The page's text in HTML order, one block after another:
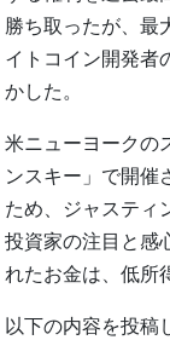
勝ち取ったが、最
イトコイン開発者
かした。
米ニューヨークの
ンスキー」で開催
ため、ジャスティ
投資家の注目と感
れたお金は、低所
以下の内容を投稿